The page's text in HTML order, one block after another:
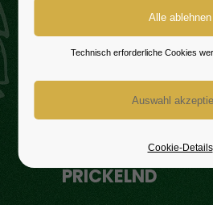
PRICKELND
Technisch erforderliche Cookies
Cookie-Details